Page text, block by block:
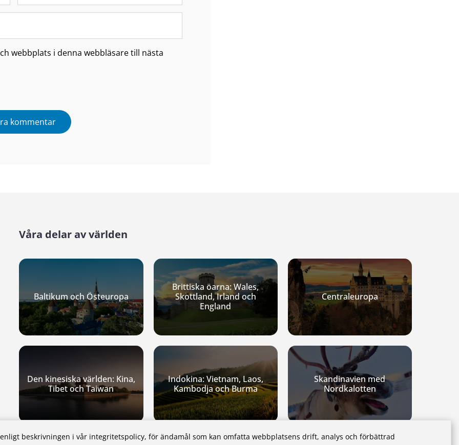
webbplats i denna webbläsare till nästa
Våra delar av världen
Baltikum och Östeuropa
Brittiska öarna: Wales,
Skottland, Irland och
England
Centraleuropa
Den kinesiska världen: Kina,
Tibet och Taiwan
Indokina: Vietnam, Laos,
Kambodja och Burma
Skandinavien med
Nordkalotten
beskrivningen i vår integritetspolicy, för ändamål som kan omfatta webbplatsens drift, analys och förbättrad